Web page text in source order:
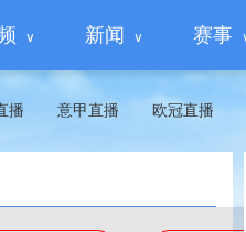
新闻 赛事
播 意甲直播 欧冠直播